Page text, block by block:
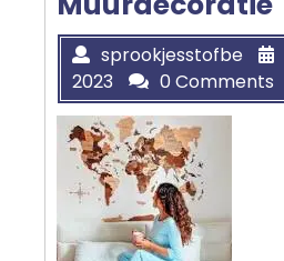
sprookjesstofbe
2023
0 Comments